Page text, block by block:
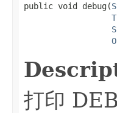
public void debug(
打印